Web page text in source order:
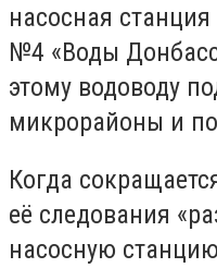
насосная
№4 «Воды
этому водоводу
микрорайоны и
Когда
её следования
насосную